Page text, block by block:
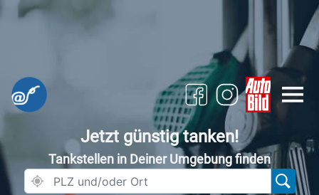
Jetzt günstig tanken!
Tankstellen in Deiner Umgebung finden